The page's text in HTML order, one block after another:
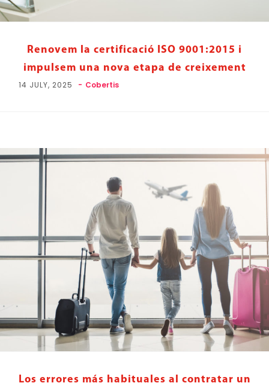
Renovem la certificació ISO 9001:2015 i
impulsem una nova etapa de creixement
14 JULY, 2025 Cobertis
Los errores más habituales al contratar un